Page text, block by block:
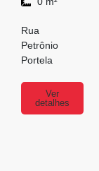
Rua
Petrônio
Portela
Ver
detalhes